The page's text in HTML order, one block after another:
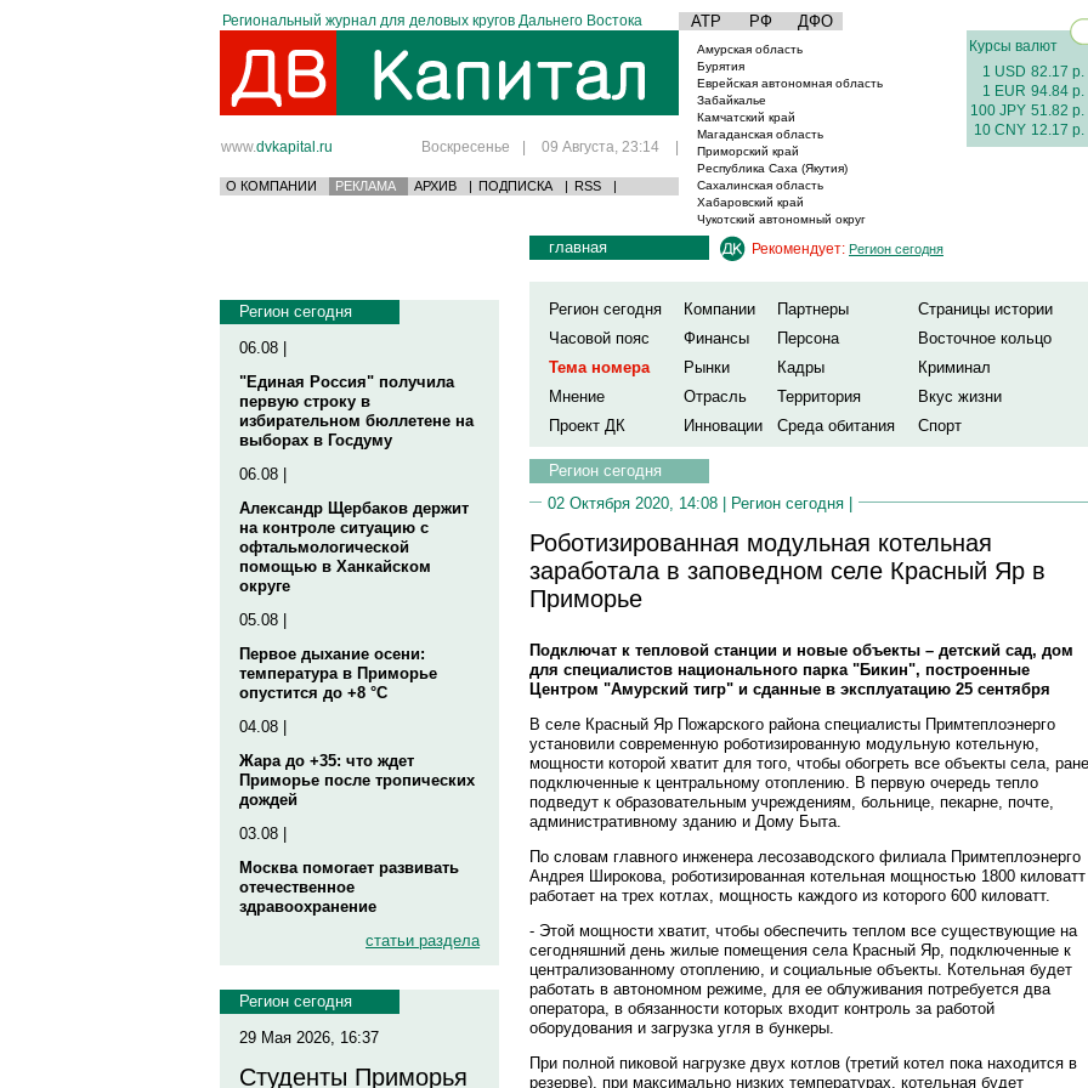
Региональный журнал для деловых кругов Дальнего Востока АТР РФ ДФО
www.dvkapital.ru Воскресенье | 09 Августа, 23:14 |
О КОМПАНИИ РЕКЛАМА АРХИВ | ПОДПИСКА | RSS |
Амурская область
Бурятия
Еврейская автономная область
Забайкалье
Камчатский край
Магаданская область
Приморский край
Республика Саха (Якутия)
Сахалинская область
Хабаровский край
Чукотский автономный округ
Курсы валют
1 USD 82.17 р.
1 EUR 94.84 р.
100 JPY 51.82 р.
10 CNY 12.17 р.
Регион сегодня
06.08 |
"Единая Россия" получила
первую строку в
избирательном бюллетене на
выборах в Госдуму
06.08 |
Александр Щербаков держит
на контроле ситуацию с
офтальмологической
помощью в Ханкайском
округе
05.08 |
Первое дыхание осени:
температура в Приморье
опустится до +8 °C
04.08 |
Жара до +35: что ждет
Приморье после тропических
дождей
03.08 |
Москва помогает развивать
отечественное
здравоохранение
статьи раздела
Регион сегодня
29 Мая 2026, 16:37
Студенты Приморья
главная Рекомендует: Регион сегодня
Регион сегодня Компании Партнеры
Страницы истории
Часовой пояс
Финансы Персона
Восточное кольцо
Тема номера
Рынки Кадры
Криминал
Мнение
Отрасль Территория
Вкус жизни
Проект ДК
Инновации Среда обитания Спорт
Регион сегодня
02 Октября 2020, 14:08 | Регион сегодня |
Роботизированная модульная котельная
заработала в заповедном селе Красный Яр в
Приморье
Подключат к тепловой станции и новые объекты – детский сад, дом
для специалистов национального парка "Бикин", построенные
Центром "Амурский тигр" и сданные в эксплуатацию 25 сентября
В селе Красный Яр Пожарского района специалисты Примтеплоэнерго
установили современную роботизированную модульную котельную,
мощности которой хватит для того, чтобы обогреть все объекты села,
подключенные к центральному отоплению. В первую очередь тепло
подведут к образовательным учреждениям, больнице, пекарне, почте,
административному зданию и Дому Быта.
По словам главного инженера лесозаводского филиала Примтеплоэнерго
Андрея Широкова, роботизированная котельная мощностью 1800 киловатт
работает на трех котлах, мощность каждого из которого 600 киловатт.
- Этой мощности хватит, чтобы обеспечить теплом все существующие на
сегодняшний день жилые помещения села Красный Яр, подключенные к
централизованному отоплению, и социальные объекты. Котельная будет
работать в автономном режиме, для ее облуживания потребуется два
оператора, в обязанности которых входит контроль за работой
оборудования и загрузка угля в бункеры.
При полной пиковой нагрузке двух котлов (третий котел пока находится в
резерве), при максимально низких температурах, котельная будет